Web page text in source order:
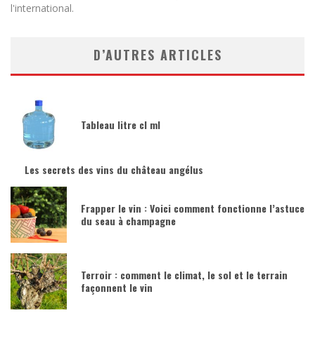
l'international.
D’AUTRES ARTICLES
Tableau litre cl ml
Les secrets des vins du château angélus
Frapper le vin : Voici comment fonctionne l’astuce
du seau à champagne
Terroir : comment le climat, le sol et le terrain
façonnent le vin